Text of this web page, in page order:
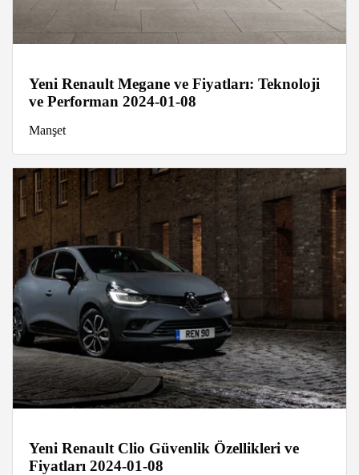
Yeni Renault Megane ve Fiyatları: Teknoloji
ve Performan 2024-01-08
Manşet
Yeni Renault Clio Güvenlik Özellikleri ve
Fiyatları 2024-01-08